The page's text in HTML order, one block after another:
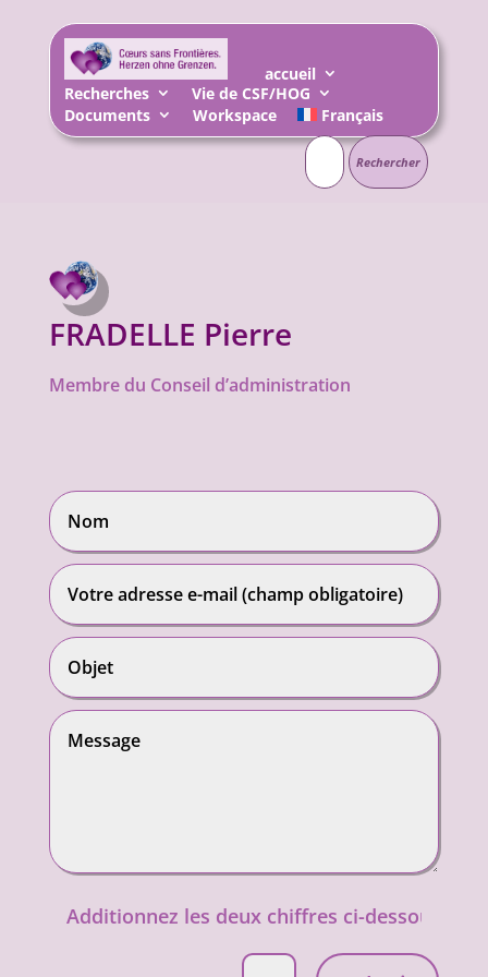
accueil
Recherches
Vie de CSF/HOG
Documents
Workspace
Français
Rechercher :
FRADELLE Pierre
Membre du Conseil d’administration